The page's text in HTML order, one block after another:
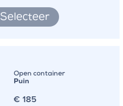
Selecteer
Open container
Puin
€ 185